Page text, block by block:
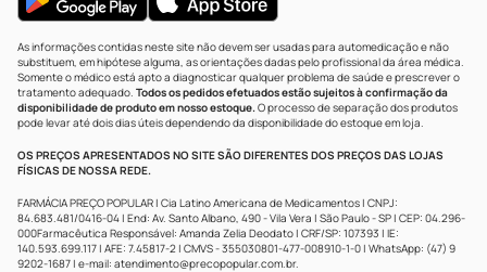
As informações contidas neste site não devem ser usadas para automedicação e não
substituem, em hipótese alguma, as orientações dadas pelo profissional da área médica.
Somente o médico está apto a diagnosticar qualquer problema de saúde e prescrever o
tratamento adequado. Todos os pedidos efetuados estão sujeitos à confirmação da
disponibilidade de produto em nosso estoque.O processo de separação dos produtos
pode levar até dois dias úteis dependendo da disponibilidade do estoque em loja.
OS PREÇOS APRESENTADOS NO SITE SÃO DIFERENTES DOS PREÇOS DAS LOJAS
FÍSICAS DE NOSSA REDE.
FARMÁCIA PREÇO POPULAR | Cia Latino Americana de Medicamentos | CNPJ:
84.683.481/0416-04 | End: Av. Santo Albano, 490 - Vila Vera | São Paulo - SP | CEP: 04.296-
000Farmacêutica Responsável: Amanda Zelia Deodato | CRF/SP: 107393 | IE:
140.593.699.117 | AFE: 7.45817-2 | CMVS - 355030801-477-008910-1-0 | WhatsApp: (47) 9
9202-1687 | e-mail: atendimento@precopopular.com.br.